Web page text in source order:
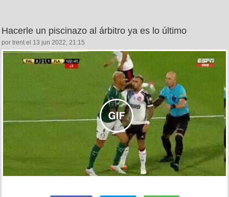
Hacerle un piscinazo al árbitro ya es lo último
por trent el 13 jun 2022, 21:15